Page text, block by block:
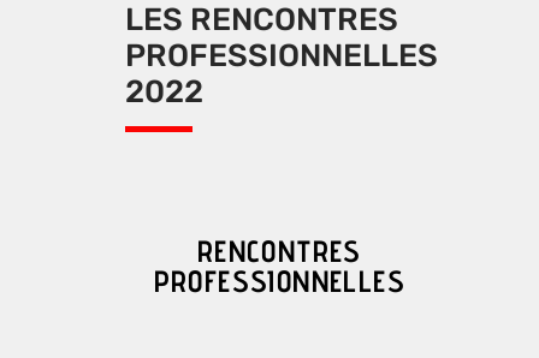
LES RENCONTRES
PROFESSIONNELLES
2022
RENCONTRES
PROFESSIONNELLES